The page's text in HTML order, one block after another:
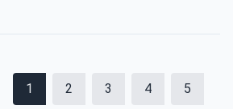
1 2 3 4 5